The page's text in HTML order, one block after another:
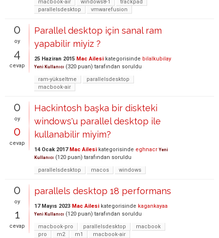
macbook-air windows8-1
trackpad
parallelsdesktop
vmwarefusion
0
oy
4
cevap
Parallel desktop için sanal ram
yapabilir miyiz ?
25 Haziran 2015 Mac Ailesi kategorisinde bilalkubilay
Yeni Kullanıcı (320 puan) tarafından soruldu
ram-yükseltme
parallelsdesktop
macbook-air
0
oy
0
cevap
Hackintosh başka bir diskteki
windows'u parallel desktop ile
kullanabilir miyim?
14 Ocak 2017 Mac Ailesi kategorisinde eghnacr Yeni
Kullanıcı (120 puan) tarafından soruldu
parallelsdesktop
macos windows
0
oy
1
cevap
parallels desktop 18 performans
17 Mayıs 2023 Mac Ailesi kategorisinde kagankayaa
Yeni Kullanıcı (120 puan) tarafından soruldu
macbook-pro
parallelsdesktop
macbook
pro
m2 m1 macbook-air